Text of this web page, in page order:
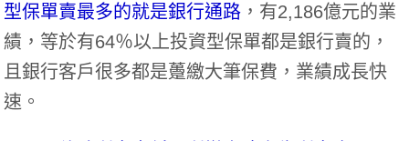
型保單賣最多的就是銀行通路 ，有2,186億元的業
績，等於有64％以上投資型保單都是銀行賣的，
且銀行客戶很多都是躉繳大筆保費，業績成長快
速。